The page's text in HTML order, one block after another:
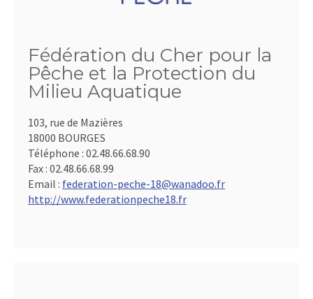
Fédération du Cher pour la
Pêche et la Protection du
Milieu Aquatique
103, rue de Mazières
18000 BOURGES
Téléphone : 02.48.66.68.90
Fax : 02.48.66.68.99
Email : federation-peche-18@wanadoo.fr
http://www.federationpeche18.fr